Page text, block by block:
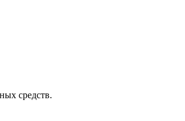
средств.